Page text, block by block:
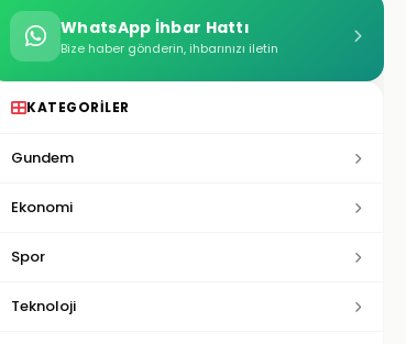
WhatsApp İhbar Hattı
Bize haber gönderin, ihbarınızı iletin
KATEGORILER
Gundem
Ekonomi
Spor
Teknoloji